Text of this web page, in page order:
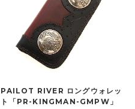
PAILOT RIVER ロングウォレッ
ト「PR-KINGMAN-GMPW」